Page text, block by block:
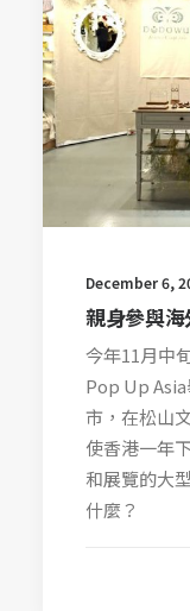
December 6,
親身參與
今年11月中
Pop Up
市，在松山
使香港一年
和展覽的大
什麼？